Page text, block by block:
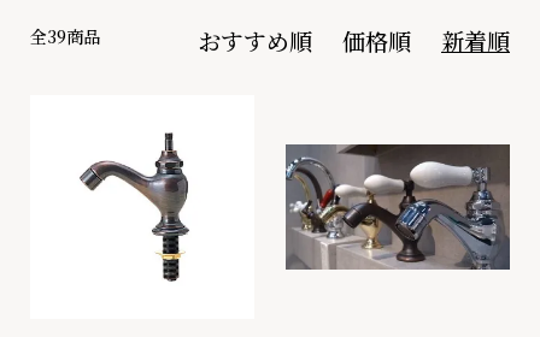
全39商品 おすすめ順 価格順 新着順